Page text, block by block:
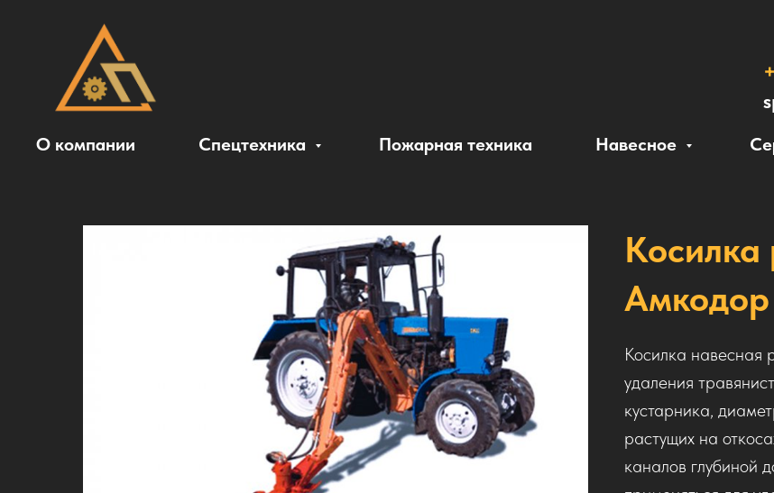
О компании Спецтехника Пожарная техника Навесное
Косилка
Косилка навесная
удаления
кустарника,
растущих на
каналов глубиной